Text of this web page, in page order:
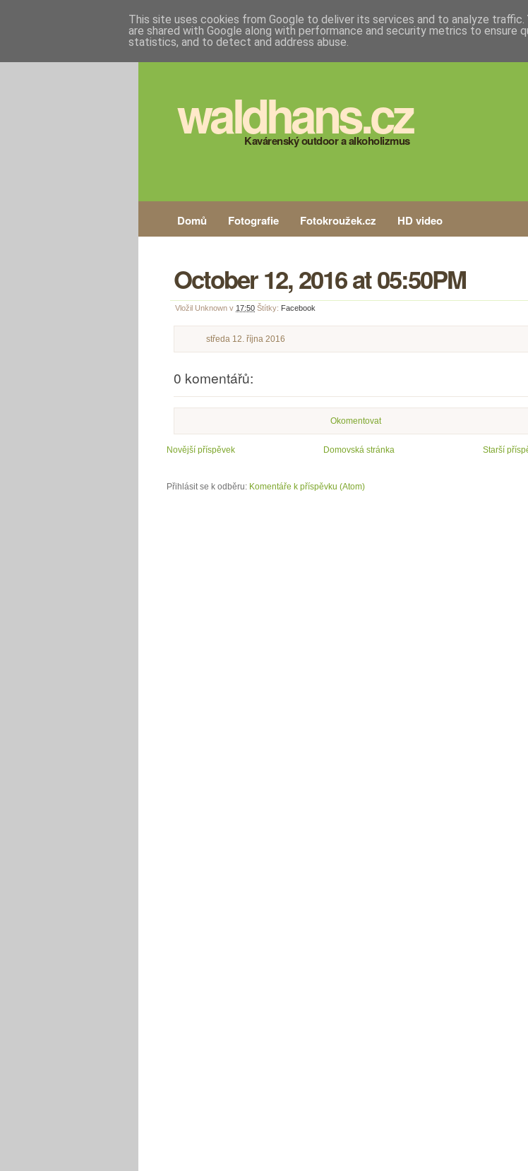
waldhans.cz
Kavárenský outdoor a alkoholizmus
Domů Fotografie Fotokroužek.cz HD video
October 12, 2016 at 05:50PM
Vložil Unknown v 17:50 Štítky: Facebook
středa 12. října 2016
0 komentářů:
Okomentovat
Novější příspěvek Starší
Domovská stránka
Přihlásit se k odběru: Komentáře k příspěvku (Atom)
This site uses cookies from Google to deliver its services and to analyze traffic.
are shared with Google along with performance and security metrics to ensure
statistics, and to detect and address abuse.